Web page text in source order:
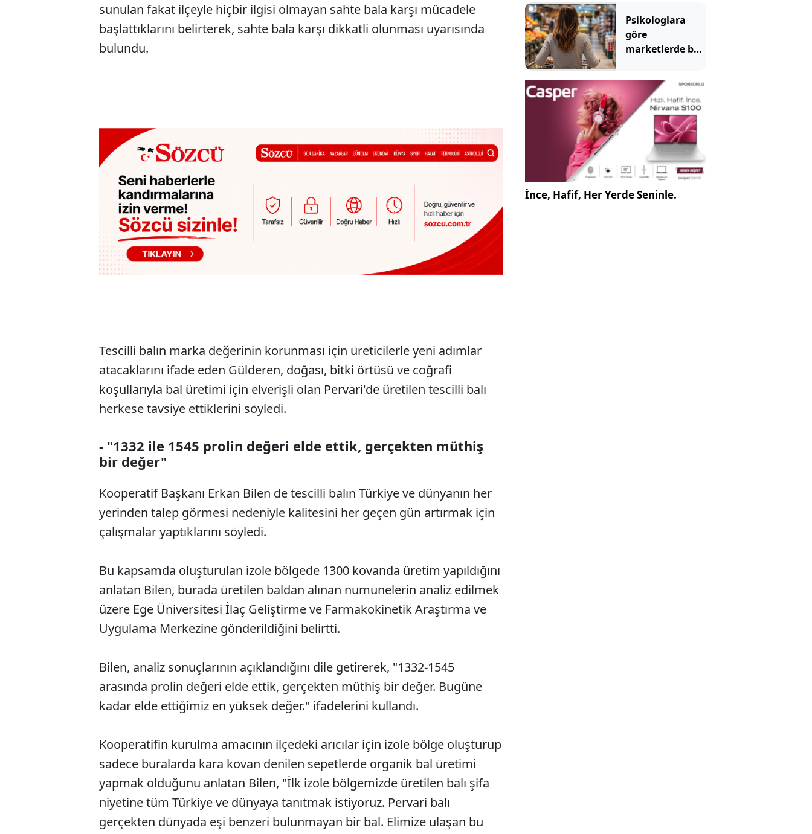
sunulan fakat ilçeyle hiçbir ilgisi olmayan sahte bala karşı mücadele
başlattıklarını belirterek, sahte bala karşı dikkatli olunması uyarısında
bulundu.
Tescilli balın marka değerinin korunması için üreticilerle yeni adımlar
atacaklarını ifade eden Gülderen, doğası, bitki örtüsü ve coğrafi
koşullarıyla bal üretimi için elverişli olan Pervari'de üretilen tescilli balı
herkese tavsiye ettiklerini söyledi.
- "1332 ile 1545 prolin değeri elde ettik, gerçekten müthiş
bir değer"
Kooperatif Başkanı Erkan Bilen de tescilli balın Türkiye ve dünyanın her
yerinden talep görmesi nedeniyle kalitesini her geçen gün artırmak için
çalışmalar yaptıklarını söyledi.
Bu kapsamda oluşturulan izole bölgede 1300 kovanda üretim yapıldığını
anlatan Bilen, burada üretilen baldan alınan numunelerin analiz edilmek
üzere Ege Üniversitesi İlaç Geliştirme ve Farmakokinetik Araştırma ve
Uygulama Merkezine gönderildiğini belirtti.
Bilen, analiz sonuçlarının açıklandığını dile getirerek, "1332-1545
arasında prolin değeri elde ettik, gerçekten müthiş bir değer. Bugüne
kadar elde ettiğimiz en yüksek değer." ifadelerini kullandı.
Kooperatifin kurulma amacının ilçedeki arıcılar için izole bölge oluşturup
sadece buralarda kara kovan denilen sepetlerde organik bal üretimi
yapmak olduğunu anlatan Bilen, "İlk izole bölgemizde üretilen balı şifa
niyetine tüm Türkiye ve dünyaya tanıtmak istiyoruz. Pervari balı
gerçekten dünyada eşi benzeri bulunmayan bir bal. Elimize ulaşan bu
Psikologlara
göre
marketlerde bu
çalıyormuş
İnce, Hafif, Her Yerde Seninle.